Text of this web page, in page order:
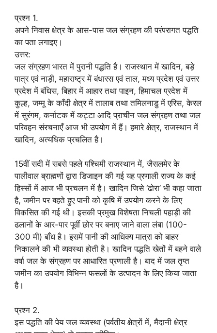
प्रश्न 1.
अपने निवास क्षेत्र के आस-पास जल संग्रहण की परंपरागत पद्धति
का पता लगाइए।
उत्तर:
जल संग्रहण भारत में पुरानी पद्धति है। राजस्थान में खादिन, बड़े
पात्र एवं नाड़ी, महाराष्ट्र में बंधारस एवं ताल, मध्य प्रदेश एवं उत्तर
प्रदेश में बंधिस, बिहार में आहार तथा पाइन, हिमाचल प्रदेश में
कुल्ह, जम्मू के काँदी क्षेत्र में तालाब तथा तमिलनाडु में एरिस, केरल
में सुरंगम, कर्नाटक में कट्टा आदि प्राचीन जल संग्रहण तथा जल
परिवहन संरचनाएँ आज भी उपयोग में हैं। हमारे क्षेत्र, राजस्थान में
खादिन, अत्यधिक प्रचलित है।
15वीं सदी में सबसे पहले पश्चिमी राजस्थान में, जैसलमेर के
पालीवाल ब्राह्मणों द्वारा डिजाइन की गई यह प्रणाली राज्य के कई
हिस्सों में आज भी प्रचलन में है। खादिन जिसे ‘ढोरा’ भी कहा जाता
है, जमीन पर बहते हुए पानी को कृषि में उपयोग करने के लिए
विकसित की गई थी। इसकी प्रमुख विशेषता निचली पहाड़ी की
ढलानों के आर-पार पूर्वी छोर पर बनाए जाने वाला लंबा (100-
300 मी) बाँध है। इसमें पानी की आधिक्य मात्रा को बाहर
निकालने की भी व्यवस्था होती है। खादिन पद्धति खेतों में बहने वाले
वर्षा जल के संग्रहण पर आधारित प्रणाली है। बाद में जल तृप्त
जमीन का उपयोग विभिन्न फसलों के उत्पादन के लिए किया जाता
है।
प्रश्न 2.
इस पद्धति की पेय जल व्यवस्था (पर्वतीय क्षेत्रों में, मैदानी क्षेत्र